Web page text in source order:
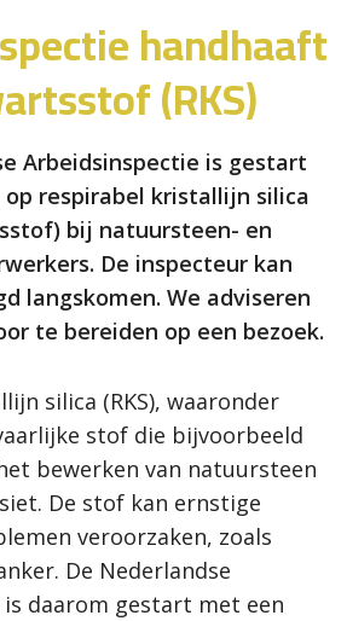
handhaaft
(RKS)
Arbeidsinspectie is gestart
respirabel kristallijn silica
bij natuursteen- en
De inspecteur kan
langskomen. We adviseren
te bereiden op een bezoek.
silica (RKS), waaronder
stof die bijvoorbeeld
bewerken van natuursteen
De stof kan ernstige
veroorzaken, zoals
De Nederlandse
daarom gestart met een